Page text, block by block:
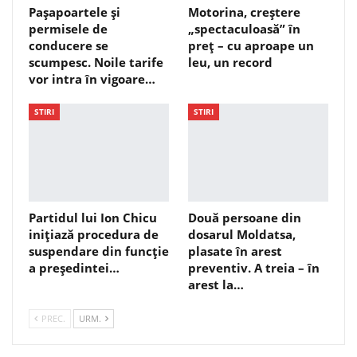
Pașapoartele și
permisele de
conducere se
scumpesc. Noile tarife
vor intra în vigoare…
Motorina, creștere
„spectaculoasă” în
preț – cu aproape un
leu, un record
STIRI
Partidul lui Ion Chicu
inițiază procedura de
suspendare din funcție
a președintei…
STIRI
Două persoane din
dosarul Moldatsa,
plasate în arest
preventiv. A treia – în
arest la…
PREC. URM.